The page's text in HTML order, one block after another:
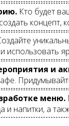
Кто будет
концепт,
и
меню.
напитки, а